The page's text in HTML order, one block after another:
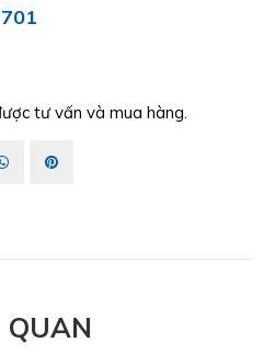
tư vấn và mua hàng.
QUAN